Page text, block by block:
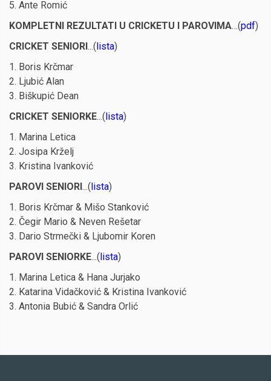
5. Ante Romić
KOMPLETNI REZULTATI U CRICKETU I PAROVIMA…(pdf)
CRICKET SENIORI ...( lista)
1. Boris Krčmar
2. Ljubić Alan
3. Biškupić Dean
CRICKET SENIORKE...( lista)
1. Marina Letica
2. Josipa Krželj
3. Kristina Ivanković
PAROVI SENIORI ...( lista)
1. Boris Krčmar & Mišo Stanković
2. Čegir Mario & Neven Rešetar
3. Dario Strmečki & Ljubomir Koren
PAROVI SENIORKE...( lista)
1. Marina Letica & Hana Jurjako
2. Katarina Vidačković & Kristina Ivanković
3. Antonia Bubić & Sandra Orlić